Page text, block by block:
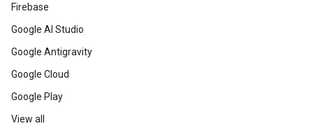
Firebase
Google AI Studio
Google Antigravity
Google Cloud
Google Play
View all